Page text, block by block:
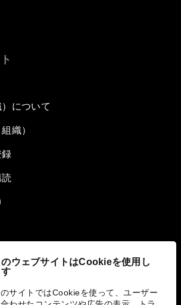
のウェブサイトはCookieを使用し
す
サイトではCookieを使って、ユーザー
について
織）
の取り組み
)